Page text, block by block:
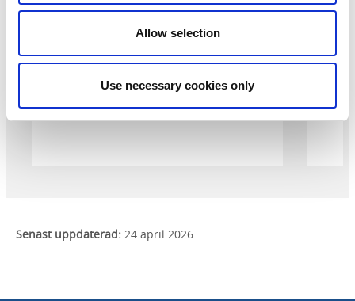
Allow selection
Use necessary cookies only
Lerum
Senast uppdaterad: 24 april 2026